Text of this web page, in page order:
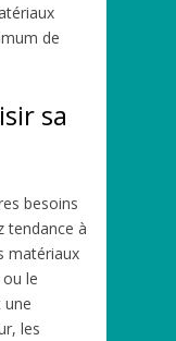
de
sa
besoins
tendance à
matériaux
le
une
les